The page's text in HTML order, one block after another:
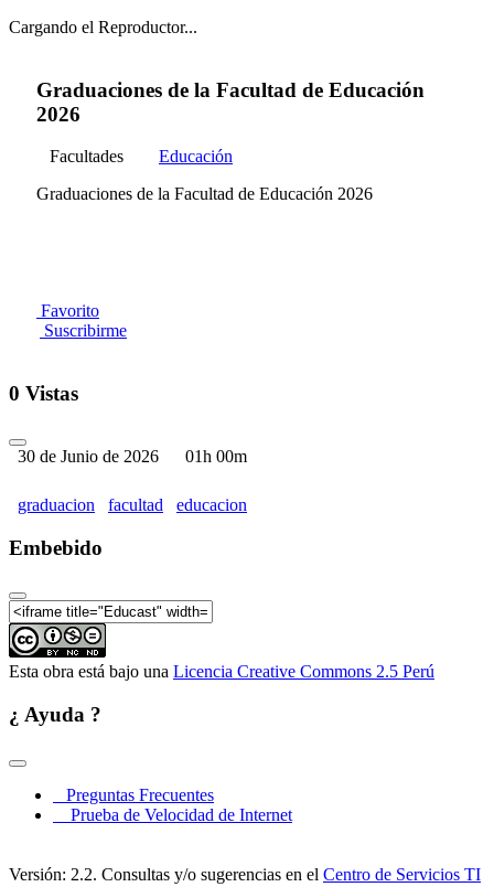
Cargando el Reproductor...
Graduaciones de la Facultad de Educación
2026
Facultades
Educación
Graduaciones de la Facultad de Educación 2026
Favorito
Suscribirme
0 Vistas
30 de Junio de 2026 01h 00m
graduacion facultad educacion
Embebido
Esta obra está bajo una Licencia Creative Commons 2.5 Perú
¿ Ayuda ?
Preguntas Frecuentes
Prueba de Velocidad de Internet
Versión: 2.2. Consultas y/o sugerencias en el Centro de Servicios TI